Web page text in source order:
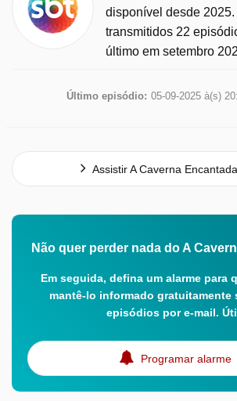
disponível desde 2025.
transmitidos 22
último em setembro
Último episódio: 05-09-2025 à(s)
Assistir A Caverna
Não quer perder nada do A
Em seguida, defina um alarme para
mantê-lo informado gratuitamente
episódios por e-mail.
Programar alarme